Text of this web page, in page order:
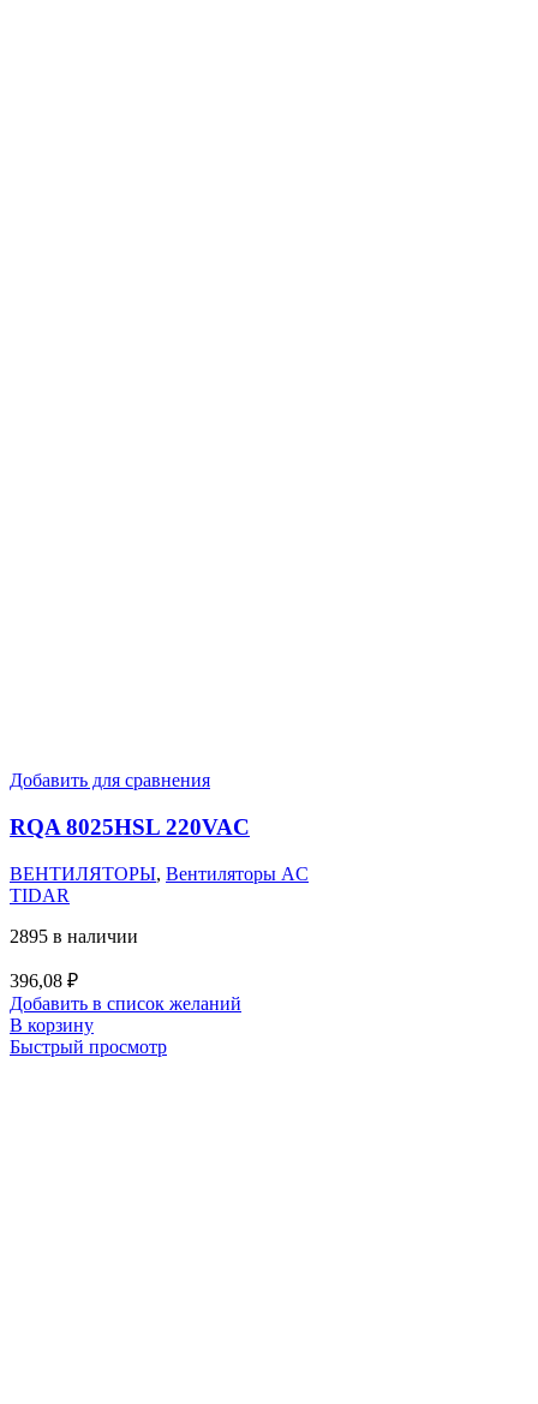
Добавить для сравнения
RQA 8025HSL 220VAC
ВЕНТИЛЯТОРЫ, Вентиляторы AC
TIDAR
2895 в наличии
396,08 ₽
Добавить в список желаний
В корзину
Быстрый просмотр